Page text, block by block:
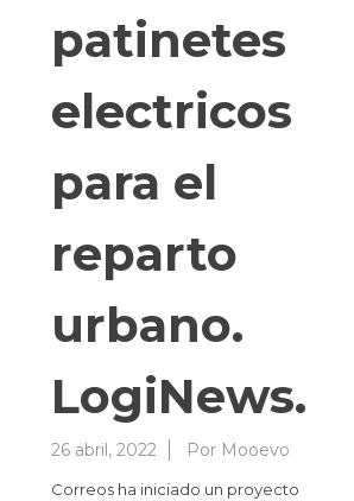
patinetes
electricos
para el
reparto
urbano.
LogiNews.
26 abril, 2022 Por Mooevo
Correos ha iniciado un proyecto